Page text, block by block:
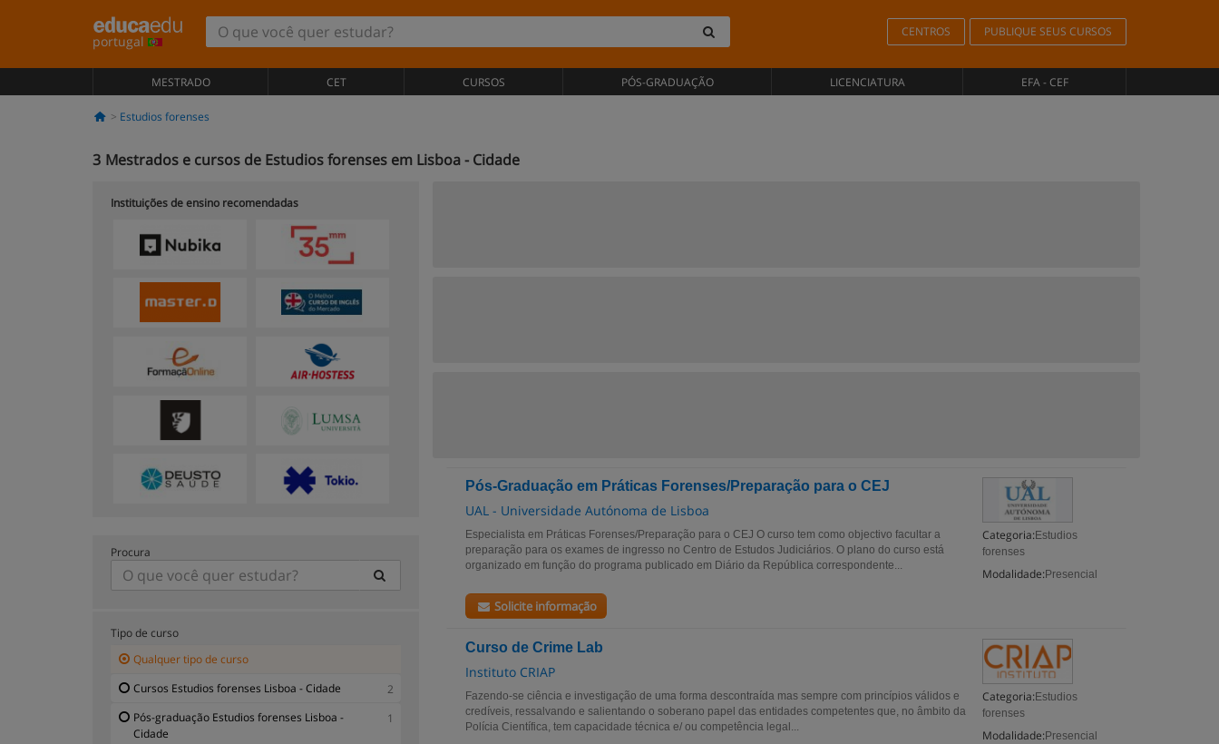
portugal
CENTROS PUBLIQUE SEUS CURSOS
MESTRADO CET CURSOS PÓS-GRADUAÇÃO LICENCIATURA EFA - CEF
Estudios forenses
3 Mestrados e cursos de Estudios forenses em Lisboa - Cidade
Pós-Graduação em Práticas Forenses/Preparação para o CEJ
UAL - Universidade Autónoma de Lisboa
Categoria: Estudios
forenses
Modalidade: Presencial
Especialista em Práticas Forenses/Preparação para o CEJ O curso tem como objectivo facultar a
preparação para os exames de ingresso no Centro de Estudos Judiciários. O plano do curso está
organizado em função do programa publicado em Diário da República correspondente...
Solicite informação
Curso de Crime Lab
Instituto CRIAP
Categoria: Estudios
forenses
Modalidade: Presencial
Fazendo-se ciência e investigação de uma forma descontraída mas sempre com princípios válidos e
credíveis, ressalvando e salientando o soberano papel das entidades competentes que, no âmbito da
Polícia Científica, tem capacidade técnica e/ ou competência legal...
Instituições de ensino recomendadas
Procura
Tipo de curso
Qualquer tipo de curso
Cursos Estudios forenses Lisboa - Cidade
2
Pós-graduação Estudios forenses Lisboa -
Cidade
1